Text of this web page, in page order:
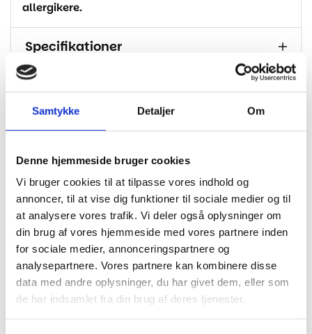
Samtykke Detaljer Om
Denne hjemmeside bruger cookies
Vi bruger cookies til at tilpasse vores indhold og
annoncer, til at vise dig funktioner til sociale medier og til
at analysere vores trafik. Vi deler også oplysninger om
din brug af vores hjemmeside med vores partnere inden
for sociale medier, annonceringspartnere og
analysepartnere. Vores partnere kan kombinere disse
data med andre oplysninger, du har givet dem, eller som
de har indsamlet fra din brug af deres tjenester.
allergikere.
Specifikationer
Brand PARADOR
Dimension 2200x235x8
Tykkelse I
Klasse
Bagside
Korkunderlag integreret – kan derfor
monteres uden underlag
M2 Pr.
Pakke
3.102 / 6 planker
Fas
Garanti Livstid bolig